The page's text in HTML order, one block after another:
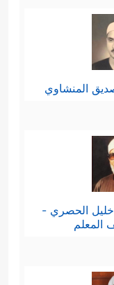
وَٱلَّذِینَ هُم مِّنۡ
رَبِّهِمۡ غَیۡرُ
التي
إِلَّا عَلَىٰۤ
غَیۡرُ مَلُومِینَ
المنشاوي
الحصري -
المعلم